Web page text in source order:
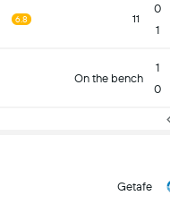
0
1
11
6.8
1
0
On the bench
Getafe